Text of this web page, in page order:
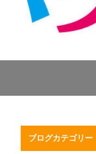
ブログカテゴリー